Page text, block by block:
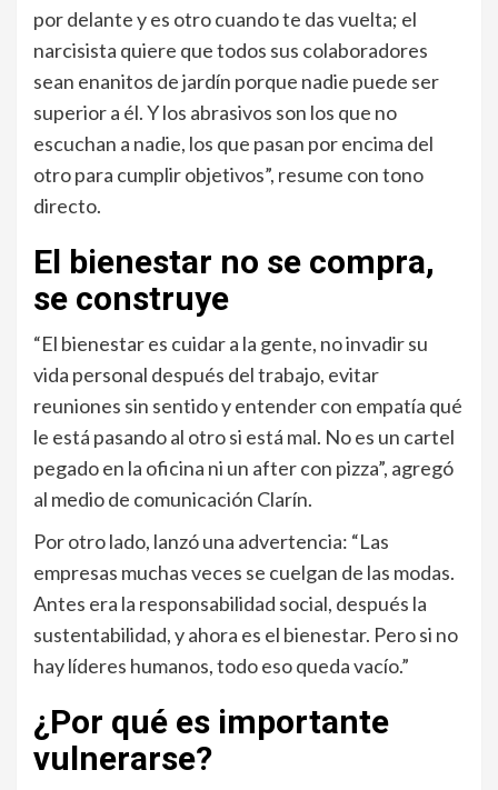
por delante y es otro cuando te das vuelta; el
narcisista quiere que todos sus colaboradores
sean enanitos de jardín porque nadie puede ser
superior a él. Y los abrasivos son los que no
escuchan a nadie, los que pasan por encima del
otro para cumplir objetivos”, resume con tono
directo.
El bienestar no se compra,
se construye
“El bienestar es cuidar a la gente, no invadir su
vida personal después del trabajo, evitar
reuniones sin sentido y entender con empatía qué
le está pasando al otro si está mal. No es un cartel
pegado en la oficina ni un after con pizza”, agregó
al medio de comunicación Clarín.
Por otro lado, lanzó una advertencia: “Las
empresas muchas veces se cuelgan de las modas.
Antes era la responsabilidad social, después la
sustentabilidad, y ahora es el bienestar. Pero si no
hay líderes humanos, todo eso queda vacío.”
¿Por qué es importante
vulnerarse?